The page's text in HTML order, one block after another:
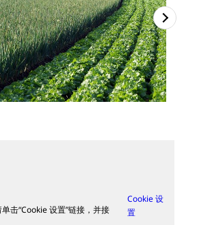
击“Cookie 设置”链接，并接
Cookie 设
置